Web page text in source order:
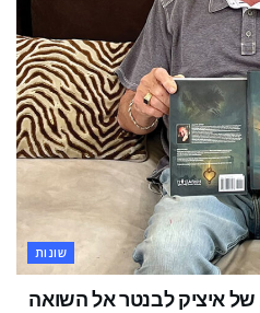
שונות
של איציק לבנטר אל השואה